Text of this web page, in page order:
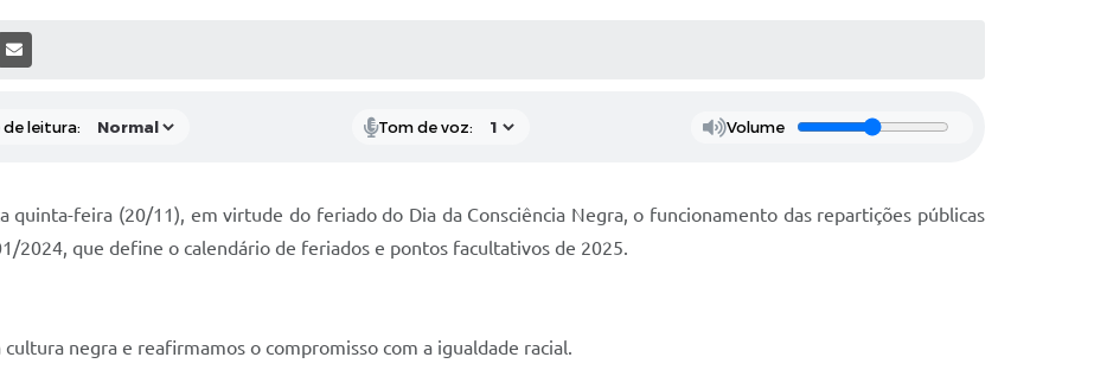
MÍDIAS
leitura: Tom de voz: Volume
feira (20/11), em virtude do feriado do Dia da Consciência Negra, o funcionamento das repartições públicas
2024, que define o calendário de feriados e pontos facultativos de 2025.
negra e reafirmamos o compromisso com a igualdade racial.